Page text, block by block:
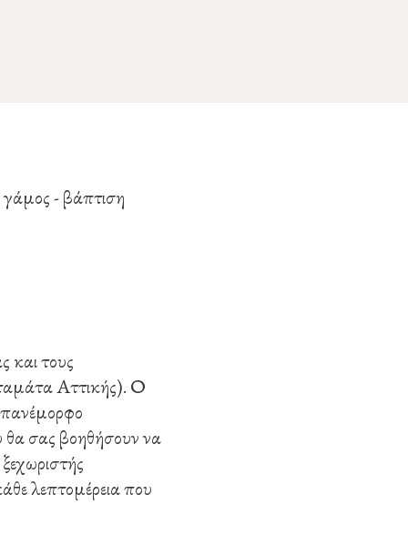
και τους
Αττικής). Ο
πανέμορφο
θα σας βοηθήσουν να
λεπτομέρεια που